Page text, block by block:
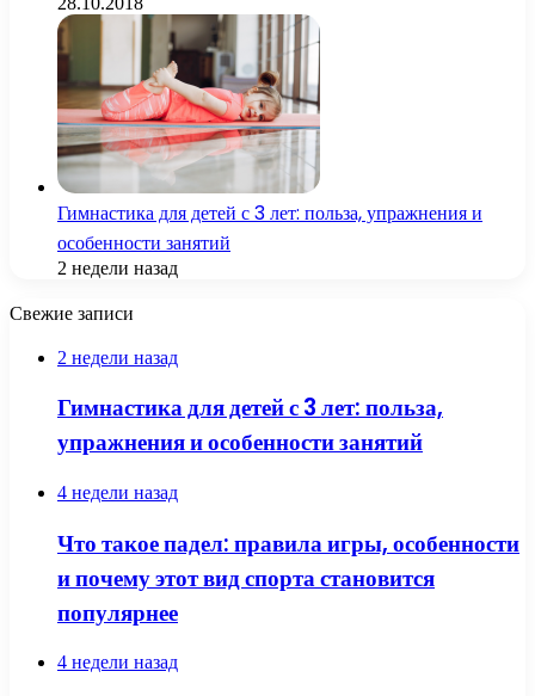
Гимнастика для детей с 3 лет: польза, упражнения и
особенности занятий
2 недели назад
Свежие записи
2 недели назад
Гимнастика для детей с 3 лет: польза,
упражнения и особенности занятий
4 недели назад
Что такое падел: правила игры, особенности
и почему этот вид спорта становится
популярнее
4 недели назад